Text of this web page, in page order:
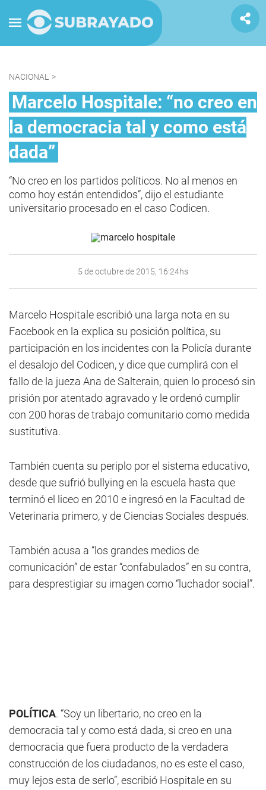
NACIONAL >
Marcelo Hospitale: “no creo en
la democracia tal y como está
dada”
“No creo en los partidos políticos. No al menos en
como hoy están entendidos”, dijo el estudiante
universitario procesado en el caso Codicen.
5 de octubre de 2015, 16:24hs
Marcelo Hospitale escribió una larga nota en su
Facebook en la explica su posición política, su
participación en los incidentes con la Policía durante
el desalojo del Codicen, y dice que cumplirá con el
fallo de la jueza Ana de Salterain, quien lo procesó sin
prisión por atentado agravado y le ordenó cumplir
con 200 horas de trabajo comunitario como medida
sustitutiva.
También cuenta su periplo por el sistema educativo,
desde que sufrió bullying en la escuela hasta que
terminó el liceo en 2010 e ingresó en la Facultad de
Veterinaria primero, y de Ciencias Sociales después.
También acusa a “los grandes medios de
comunicación” de estar “confabulados” en su contra,
para desprestigiar su imagen como “luchador social”.
POLÍTICA. “Soy un libertario, no creo en la
democracia tal y como está dada, si creo en una
democracia que fuera producto de la verdadera
construcción de los ciudadanos, no es este el caso,
muy lejos esta de serlo”, escribió Hospitale en su